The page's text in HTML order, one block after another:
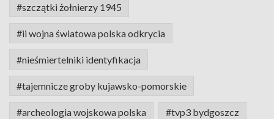
#szczątki żołnierzy 1945
#ii wojna światowa polska odkrycia
#nieśmiertelniki identyfikacja
#tajemnicze groby kujawsko-pomorskie
#archeologia wojskowa polska #tvp3 bydgoszcz